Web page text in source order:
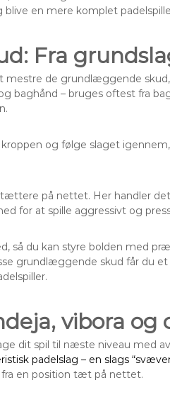
blive en mere komplet
Fra
mestre de grundlæggende
baghånd – bruges oftest fra
og følge slaget igennem,
på nettet. Her handler
for at spille aggressivt og
så du kan styre bolden med
grundlæggende skud får du
vibora og
dit spil til næste niveau med
padelslag – en slags
en position tæt på nettet.